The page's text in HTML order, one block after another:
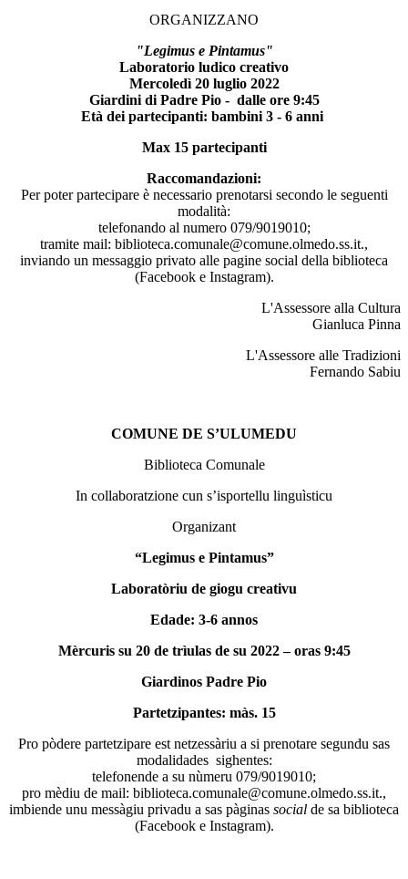
ORGANIZZANO
"Legimus e Pintamus"
Laboratorio ludico creativo
Mercoledì 20 luglio 2022
Giardini di Padre Pio - dalle ore 9:45
Età dei partecipanti: bambini 3 - 6 anni
Max 15 partecipanti
Raccomandazioni:
Per poter partecipare è necessario prenotarsi secondo le seguenti
modalità:
telefonando al numero 079/9019010;
tramite mail: biblioteca.comunale@comune.olmedo.ss.it.,
inviando un messaggio privato alle pagine social della biblioteca
(Facebook e Instagram).
L'Assessore alla Cultura
Gianluca Pinna
L'Assessore alle Tradizioni
Fernando Sabiu
COMUNE DE S’ULUMEDU
Biblioteca Comunale
In collaboratzione cun s’isportellu linguìsticu
Organizant
“Legimus e Pintamus”
Laboratòriu de giogu creativu
Edade: 3-6 annos
Mèrcuris su 20 de trìulas de su 2022 – oras 9:45
Giardinos Padre Pio
Partetzipantes: màs. 15
Pro pòdere partetzipare est netzessàriu a si prenotare segundu sas
modalidades sighentes:
telefonende a su nùmeru 079/9019010;
pro mèdiu de mail: biblioteca.comunale@comune.olmedo.ss.it.,
imbiende unu messàgiu privadu a sas pàginas social de sa biblioteca
(Facebook e Instagram).